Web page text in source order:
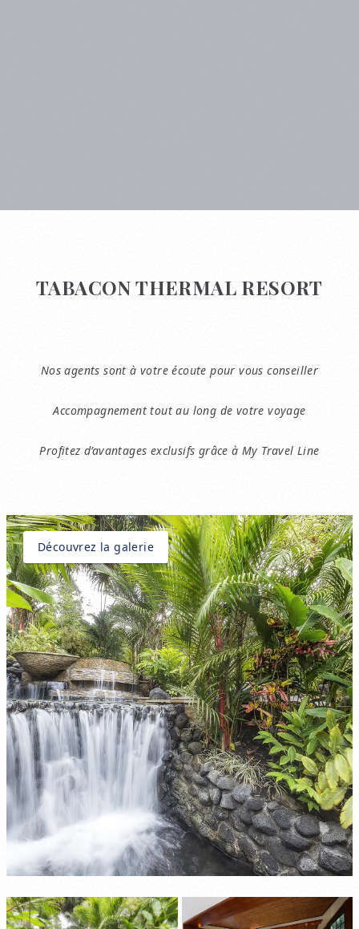
TABACON THERMAL RESORT
Nos agents sont à votre écoute pour vous conseiller
Accompagnement tout au long de votre voyage
Profitez d’avantages exclusifs grâce à My Travel Line
Découvrez la galerie